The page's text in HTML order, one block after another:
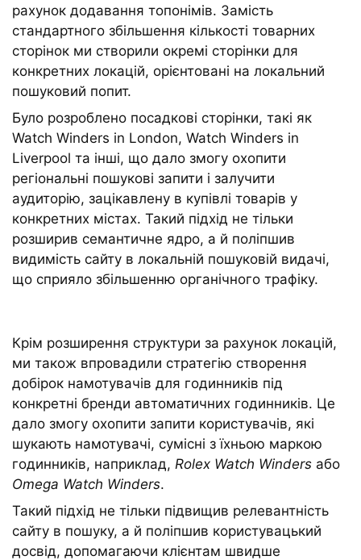
рахунок додавання топонімів. Замість
стандартного збільшення кількості товарних
сторінок ми створили окремі сторінки для
конкретних локацій, орієнтовані на локальний
пошуковий попит.
Було розроблено посадкові сторінки, такі як
Watch Winders in London, Watch Winders in
Liverpool та інші, що дало змогу охопити
регіональні пошукові запити і залучити
аудиторію, зацікавлену в купівлі товарів у
конкретних містах. Такий підхід не тільки
розширив семантичне ядро, а й поліпшив
видимість сайту в локальній пошуковій видачі,
що сприяло збільшенню органічного трафіку.
Крім розширення структури за рахунок локацій,
ми також впровадили стратегію створення
добірок намотувачів для годинників під
конкретні бренди автоматичних годинників. Це
дало змогу охопити запити користувачів, які
шукають намотувачі, сумісні з їхньою маркою
годинників, наприклад, Rolex Watch Winders або
Omega Watch Winders.
Такий підхід не тільки підвищив релевантність
сайту в пошуку, а й поліпшив користувацький
досвід, допомагаючи клієнтам швидше